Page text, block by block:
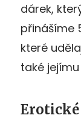
dárek,
přinášíme
které
také